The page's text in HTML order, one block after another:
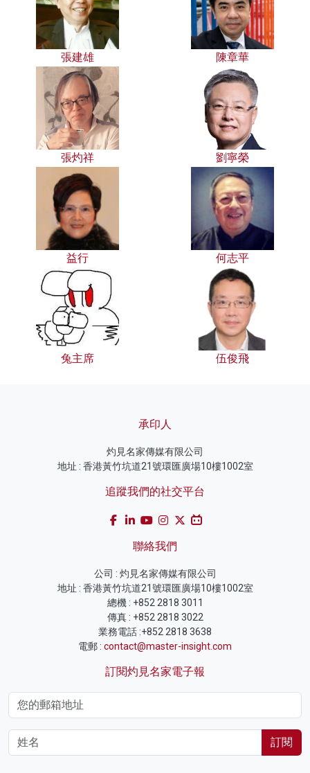
張建雄 陳章華
張灼祥 劉寧榮
益行 何志平
兔主席 伍俊飛
承印人
灼見名家傳媒有限公司
地址 : 香港黃竹坑道21號環匯廣場10樓1002室
追蹤我們的社交平台
聯絡我們
公司 : 灼見名家傳媒有限公司
地址 : 香港黃竹坑道21號環匯廣場10樓1002室
總機 : +852 2818 3011
傳真 : +852 2818 3022
業務電話 :+852 2818 3638
電郵 : contact@master-insight.com
訂閱灼見名家電子報
訂閱